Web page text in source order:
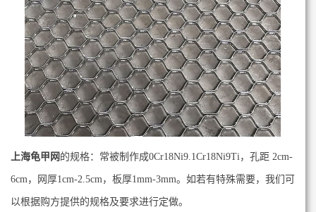
上海龟甲网 的规格：常被制作成0Cr18Ni9.1Cr18Ni9Ti，孔距 2cm-
6cm，网厚1cm-2.5cm，板厚1mm-3mm。如若有特殊需要，我们可
以根据购方提供的规格及要求进行定做。